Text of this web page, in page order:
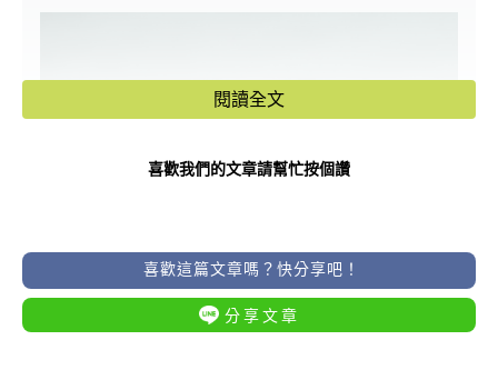
閱讀全文
喜歡我們的文章請幫忙按個讚
喜歡這篇文章嗎？快分享吧！
分享文章